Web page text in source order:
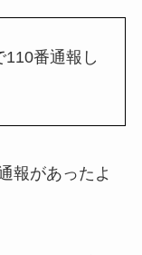
110番通報し
報があったよ